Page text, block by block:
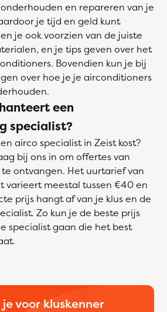
en repareren van je
je tijd en geld kunt
je ook voorzien van de juiste
en je tips geven over het
Bovendien kun je bij
over hoe je je airconditioners
een
specialist?
airco specialist in Zeist kost?
bij ons in om offertes van
ontvangen. Het uurtarief van
varieert meestal tussen €40 en
prijs hangt af van je klus en de
Zo kun je de beste prijs
specialist gaan die het best
voor kluskenner